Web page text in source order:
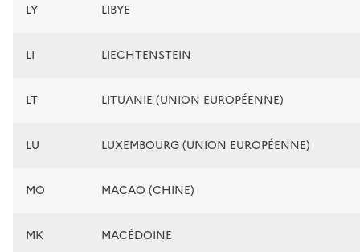
LY LIBYE
LI LIECHTENSTEIN
LT LITUANIE (UNION EUROPÉENNE)
LU LUXEMBOURG (UNION EUROPÉENNE)
MO MACAO (CHINE)
MK MACÉDOINE